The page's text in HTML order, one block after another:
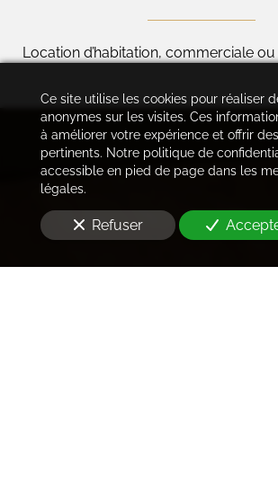
Location d’habitation, commerciale
Ce site utilise les cookies pour réaliser
anonymes sur les visites. Ces
à améliorer votre expérience et offrir
pertinents. Notre politique de
accessible en pied de page dans les
légales.
Refuser